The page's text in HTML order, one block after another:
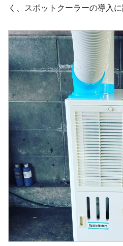
く、スポットクーラーの導入に